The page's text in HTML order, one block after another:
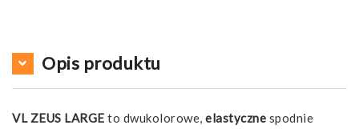
Opis produktu
VL ZEUS LARGE to dwukolorowe, elastyczne spodnie